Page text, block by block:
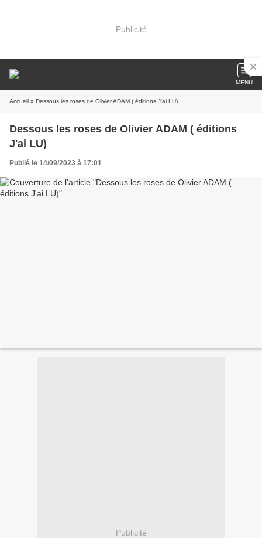
Publicité
MENU
Accueil » Dessous les roses de Olivier ADAM ( éditions J'ai LU)
Dessous les roses de Olivier ADAM ( éditions
J'ai LU)
Publié le 14/09/2023 à 17:01
Publicité